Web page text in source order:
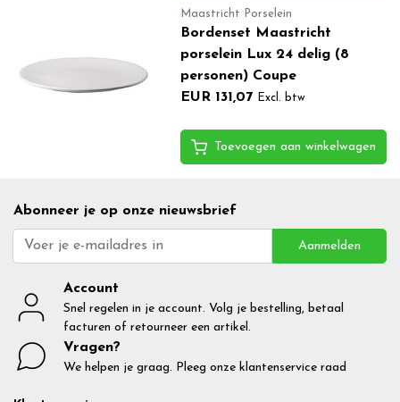
Maastricht Porselein
Bordenset Maastricht
porselein Lux 24 delig (8
personen) Coupe
EUR 131,07
Excl. btw
Toevoegen aan winkelwagen
Abonneer je op onze nieuwsbrief
Aanmelden
Account
Snel regelen in je account. Volg je bestelling, betaal
facturen of retourneer een artikel.
Vragen?
We helpen je graag. Pleeg onze klantenservice raad